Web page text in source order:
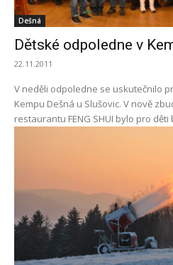
Dešná
Dětské odpoledne v
22.11.2011
V neděli odpoledne se uskutečnilo
Kempu Dešná u Slušovic. V nově
restaurantu FENG SHUI bylo pro děti